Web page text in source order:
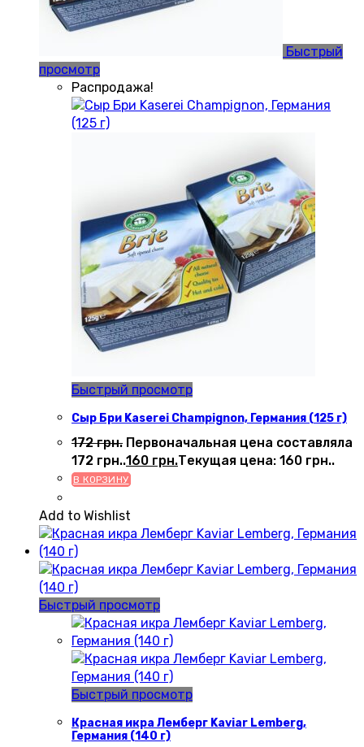
Быстрый
просмотр
Распродажа!
Быстрый просмотр
Сыр Бри Kaserei Champignon, Германия (125 г)
172грн. Первоначальная цена составляла
172 грн..160 грн.Текущая цена: 160 грн..
В КОРЗИНУ
Add to Wishlist
Быстрый просмотр
Быстрый просмотр
Красная икра Лемберг Kaviar Lemberg,
Германия (140 г)